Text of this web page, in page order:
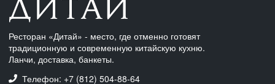
Ресторан «Дитай» - место, где отменно готовят
традиционную и современную китайскую кухню.
Ланчи, доставка, банкеты.
Телефон: +7 (812) 504-88-64